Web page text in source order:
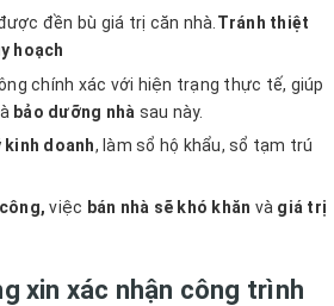
đền bù giá trị căn nhà. Tránh thiệt
hoạch
chính xác với hiện trạng thực tế, giúp
bảo dưỡng nhà sau này.
kinh doanh, làm sổ hộ khẩu, sổ tạm trú
việc bán nhà sẽ khó khăn và giá trị
xin xác nhận công trình